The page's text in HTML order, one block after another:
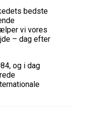
bedste
vi vores
– dag efter
og i dag